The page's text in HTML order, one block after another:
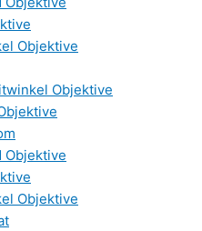
Objektive
Objektive
Objektive
Objektive